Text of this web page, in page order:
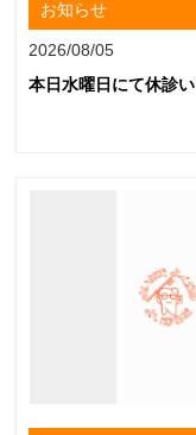
お知らせ
2026/08/05
本日水曜日にて休診い